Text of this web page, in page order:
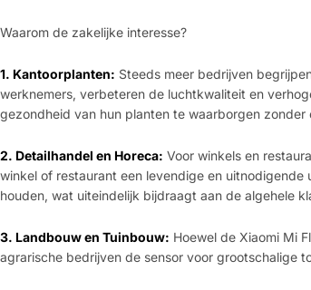
Waarom de zakelijke interesse?
1. Kantoorplanten: Steeds meer bedrijven
werknemers, verbeteren de luchtkwaliteit en
gezondheid van hun planten te waarborgen
2. Detailhandel en Horeca: Voor winkels en
winkel of restaurant een levendige en
houden, wat uiteindelijk bijdraagt aan de algehele
3. Landbouw en Tuinbouw: Hoewel de Xiaomi Mi
agrarische bedrijven de sensor voor grootschalige